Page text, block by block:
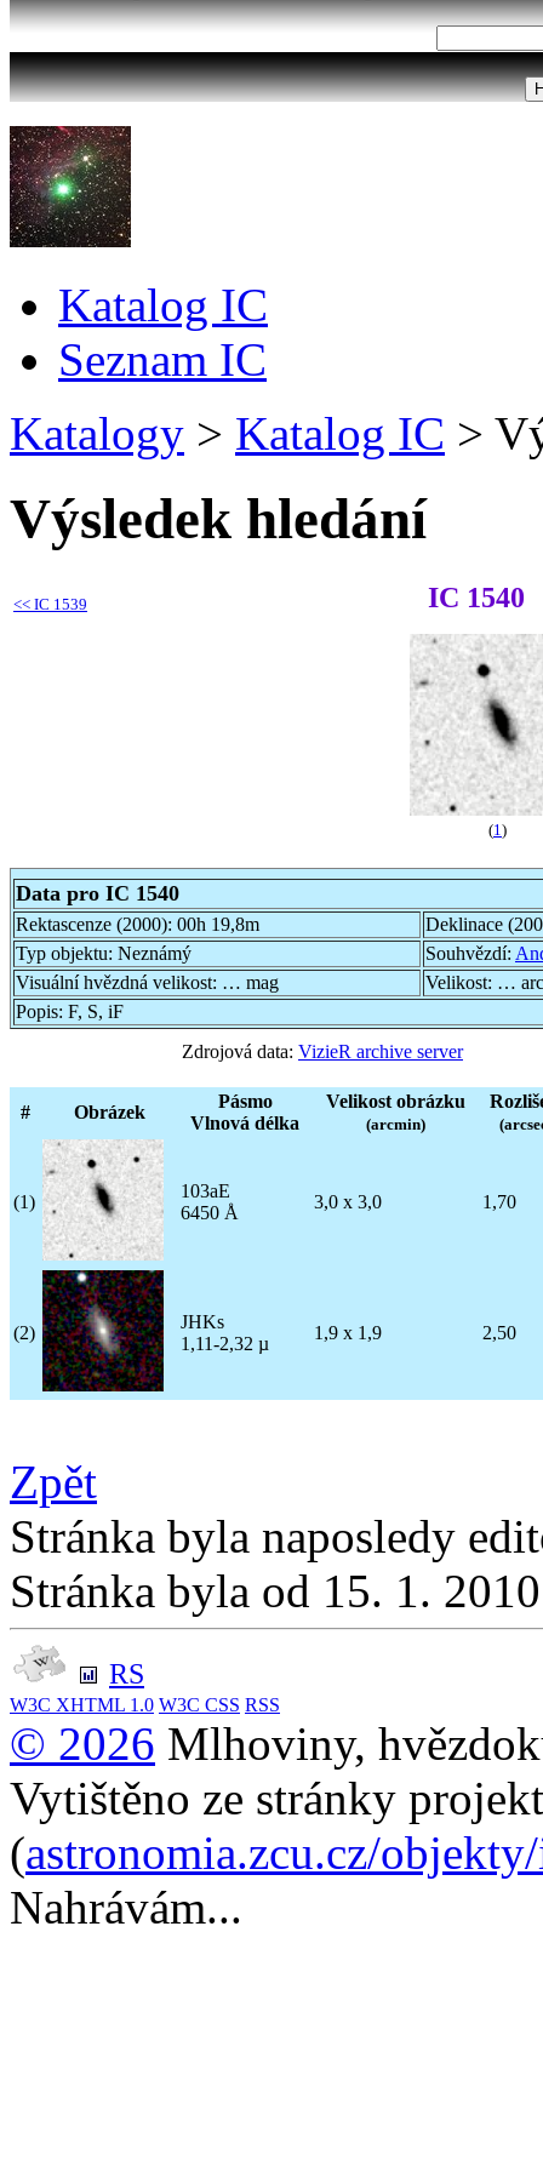
Katalog IC
Seznam IC
Katalogy > Katalog IC >
Výsledek hledání
<< IC 1539 IC 1540
(1 )
Data pro IC 1540
Rektascenze (2000): 00h 19,8m
Deklinace
Typ objektu: Neznámý Souhvězdí:
Visuální hvězdná velikost: … mag Velikost: …
Popis: F, S, iF
Zdrojová data: VizieR archive server
# Obrázek
Pásmo
Vlnová délka
Velikost obrázku
(arcmin)
(1)
103aE
6450 Å
3,0 x 3,0 1,70
(2)
JHKs
1,11-2,32 µ
1,9 x 1,9 2,50
Zpět
Stránka byla naposledy
Stránka byla od 15. 1.
RS
W3C XHTML 1.0 W3C CSS RSS
© 2026 Mlhoviny,
Vytištěno ze stránky
(astronomia.zcu.cz/
Nahrávám...